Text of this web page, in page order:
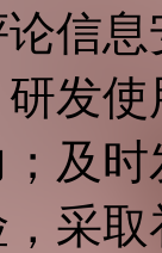
论信
发
及
采